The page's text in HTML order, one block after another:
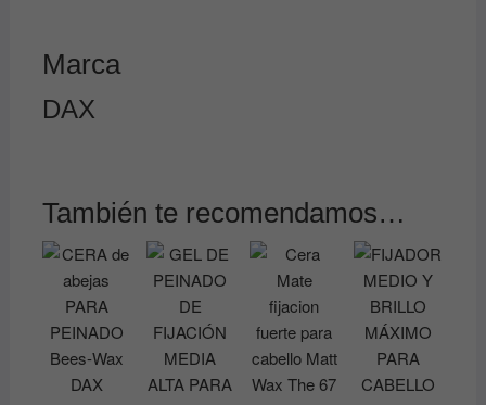
Marca
DAX
También te recomendamos…